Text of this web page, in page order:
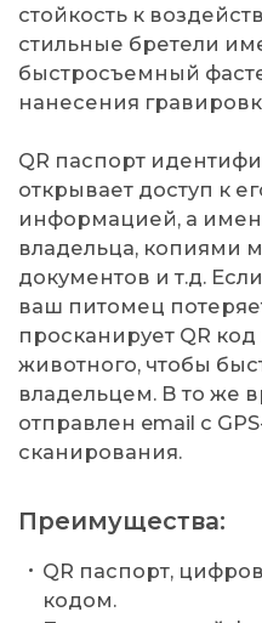
стойкость к
стильные бретели
быстросъемный
нанесения
QR паспорт
открывает доступ к
информацией, а
владельца, копиями
документов и т.д. Если
ваш питомец
просканирует QR
животного, чтобы
владельцем. В то же
отправлен email с
сканирования.
Преимущества:
QR паспорт,
кодом.